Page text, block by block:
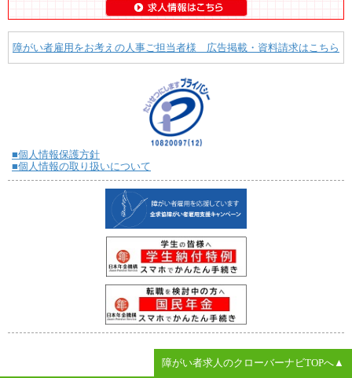
障がい者雇用をお考えの人事ご担当者様 広告掲載・資料請求はこちら
■個人情報保護方針
■個人情報の取り扱いについて
障がい者求人のクローバーナビTOPへ▲